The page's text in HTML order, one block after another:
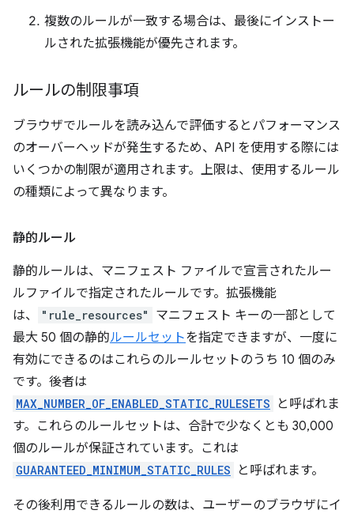
複数のルールが一致する場合は、最後にインストー
ルされた拡張機能が優先されます。
ルールの制限事項
ブラウザでルールを読み込んで評価するとパフォーマンス
のオーバーヘッドが発生するため、API を使用する際には
いくつかの制限が適用されます。上限は、使用するルール
の種類によって異なります。
静的ルール
静的ルールは、マニフェスト ファイルで宣言されたルー
ルファイルで指定されたルールです。拡張機能
は、
"rule_resources"
マニフェスト キーの一部として
最大 50 個の静的ルールセットを指定できますが、一度に
有効にできるのはこれらのルールセットのうち 10 個のみ
です。後者は
MAX_NUMBER_OF_ENABLED_STATIC_RULESETS
と呼ばれま
す。これらのルールセットは、合計で少なくとも 30,000
個のルールが保証されています。これは
GUARANTEED_MINIMUM_STATIC_RULES と呼ばれます。
その後利用できるルールの数は、ユーザーのブラウザにイ